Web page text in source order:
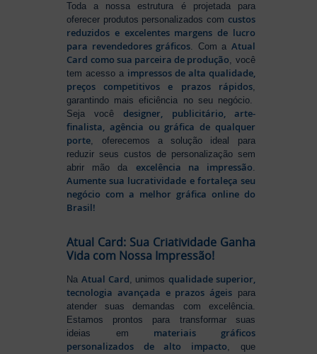
Toda a nossa estrutura é projetada para
oferecer produtos personalizados com custos
reduzidos e excelentes margens de lucro
para revendedores gráficos. Com a Atual
Card como sua parceira de produção, você
tem acesso a impressos de alta qualidade,
preços competitivos e prazos rápidos,
garantindo mais eficiência no seu negócio.
Seja vocêdesigner, publicitário, arte-
finalista, agência ou gráfica de qualquer
porte, oferecemos a solução ideal para
reduzir seus custos de personalização sem
abrir mão da excelência na impressão.
Aumente sua lucratividade e fortaleça seu
negócio com a melhor gráfica online do
Brasil!
Atual Card: Sua Criatividade Ganha
Vida com Nossa Impressão!
Na Atual Card, unimos qualidade superior,
tecnologia avançada e prazos ágeispara
atender suas demandas com excelência.
Estamos prontos para transformar suas
ideias em materiais gráficos
personalizados de alto impacto, que